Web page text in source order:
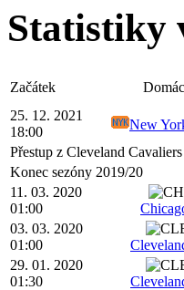
Statistiky
Začátek
25. 12. 2021
18:00
New
Přestup z Cleveland
Konec sezóny 2019/20
11. 03. 2020
01:00
03. 03. 2020
01:00
29. 01. 2020
01:30